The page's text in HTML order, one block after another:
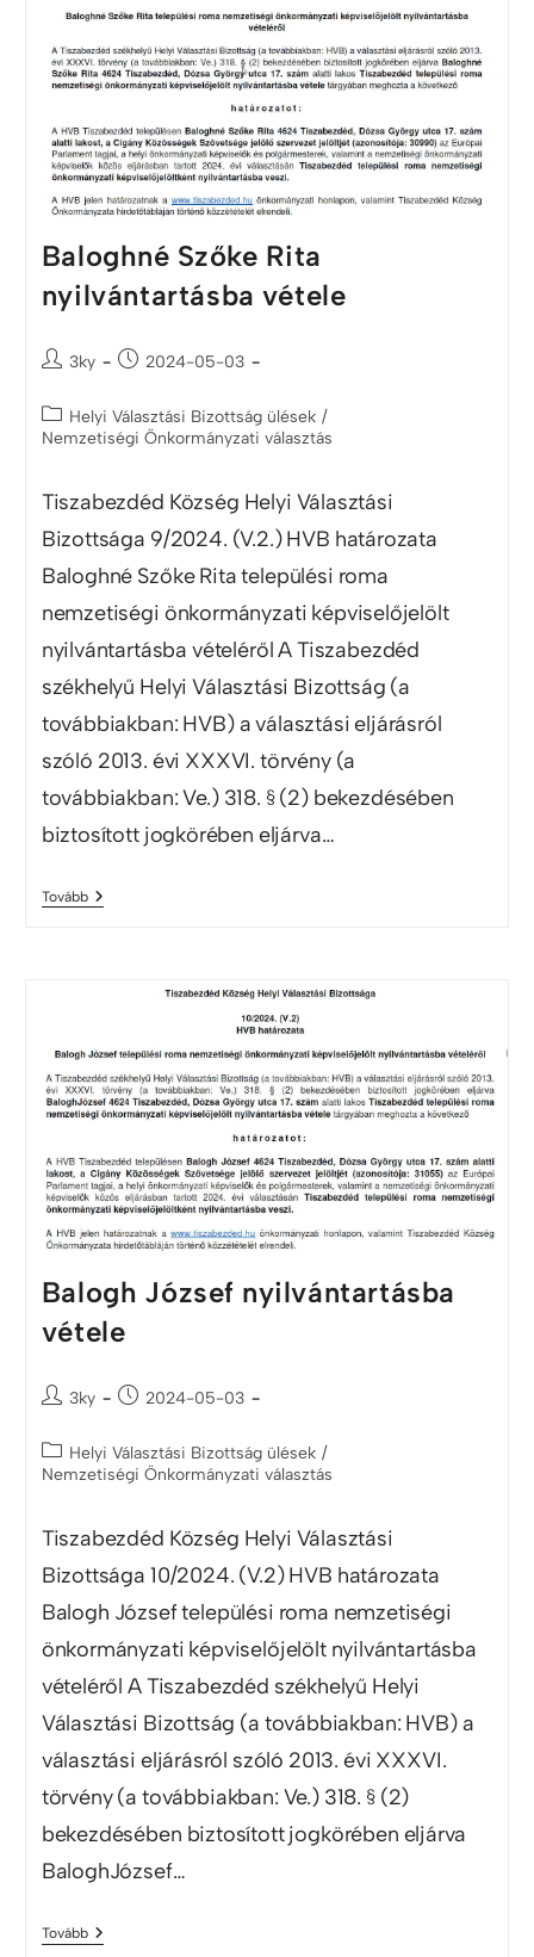
Baloghné Szőke Rita
nyilvántartásba vétele
3ky 2024-05-03
Helyi Választási Bizottság ülések /
Nemzetiségi Önkormányzati választás
Tiszabezdéd Község Helyi Választási
Bizottsága 9/2024. (V.2.) HVB határozata
Baloghné Szőke Rita települési roma
nemzetiségi önkormányzati képviselőjelölt
nyilvántartásba vételéről A Tiszabezdéd
székhelyű Helyi Választási Bizottság (a
továbbiakban: HVB) a választási eljárásról
szóló 2013. évi XXXVI. törvény (a
továbbiakban: Ve.) 318. § (2) bekezdésében
biztosított jogkörében eljárva…
Tovább
Balogh József nyilvántartásba
vétele
3ky 2024-05-03
Helyi Választási Bizottság ülések /
Nemzetiségi Önkormányzati választás
Tiszabezdéd Község Helyi Választási
Bizottsága 10/2024. (V.2) HVB határozata
Balogh József települési roma nemzetiségi
önkormányzati képviselőjelölt nyilvántartásba
vételéről A Tiszabezdéd székhelyű Helyi
Választási Bizottság (a továbbiakban: HVB) a
választási eljárásról szóló 2013. évi XXXVI.
törvény (a továbbiakban: Ve.) 318. § (2)
bekezdésében biztosított jogkörében eljárva
BaloghJózsef…
Tovább